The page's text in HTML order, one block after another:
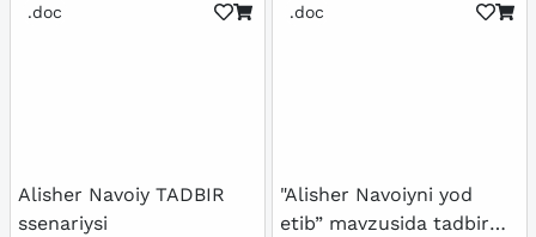
.doc
Alisher Navoiy TADBIR
ssenariysi
.doc
"Alisher Navoiyni yod
etib” mavzusida tadbir